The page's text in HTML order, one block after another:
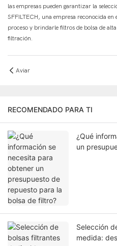
las empresas pueden garantizar la
SFFILTECH, una empresa reconocida
proceso y brindarle filtros de bolsa de
filtración.
Aviar
RECOMENDADO PARA TI
¿Qué
un
Selección
medida: